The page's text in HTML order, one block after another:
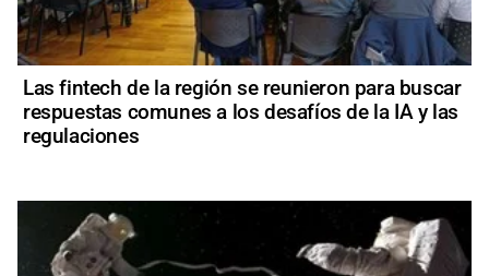
Las fintech de la región se reunieron para buscar
respuestas comunes a los desafíos de la IA y las
regulaciones